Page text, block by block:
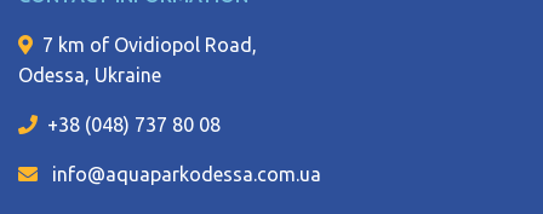
7 km of Ovidiopol Road,
Odessa, Ukraine
+38 (048) 737 80 08
info@aquaparkodessa.com.ua